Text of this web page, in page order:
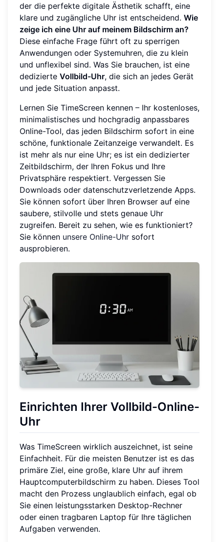
der die perfekte digitale Ästhetik schafft, eine
klare und zugängliche Uhr ist entscheidend. Wie
zeige ich eine Uhr auf meinem Bildschirm an?
Diese einfache Frage führt oft zu sperrigen
Anwendungen oder Systemuhren, die zu klein
und unflexibel sind. Was Sie brauchen, ist eine
dedizierte Vollbild-Uhr, die sich an jedes Gerät
und jede Situation anpasst.
Lernen Sie TimeScreen kennen – Ihr kostenloses,
minimalistisches und hochgradig anpassbares
Online-Tool, das jeden Bildschirm sofort in eine
schöne, funktionale Zeitanzeige verwandelt. Es
ist mehr als nur eine Uhr; es ist ein dedizierter
Zeitbildschirm, der Ihren Fokus und Ihre
Privatsphäre respektiert. Vergessen Sie
Downloads oder datenschutzverletzende Apps.
Sie können sofort über Ihren Browser auf eine
saubere, stilvolle und stets genaue Uhr
zugreifen. Bereit zu sehen, wie es funktioniert?
Sie können unsere Online-Uhr sofort
ausprobieren.
Einrichten Ihrer Vollbild-Online-
Uhr
Was TimeScreen wirklich auszeichnet, ist seine
Einfachheit. Für die meisten Benutzer ist es das
primäre Ziel, eine große, klare Uhr auf ihrem
Hauptcomputerbildschirm zu haben. Dieses Tool
macht den Prozess unglaublich einfach, egal ob
Sie einen leistungsstarken Desktop-Rechner
oder einen tragbaren Laptop für Ihre täglichen
Aufgaben verwenden.